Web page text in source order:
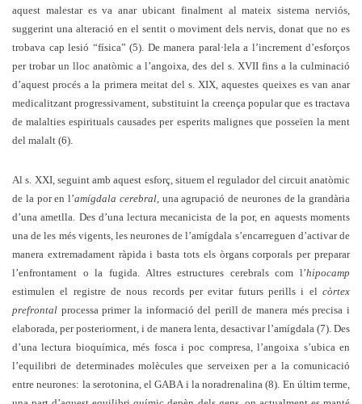
aquest malestar es va anar ubicant finalment al mateix sistema nerviós,
suggerint una alteració en el sentit o moviment dels nervis, donat que no es
trobava cap lesió “física” (5). De manera paral·lela a l’increment d’esforços
per trobar un lloc anatòmic a l’angoixa, des del s. XVII fins a la culminació
d’aquest procés a la primera meitat del s. XIX, aquestes queixes es van anar
medicalitzant progressivament, substituint la creença popular que es tractava
de malalties espirituals causades per esperits malignes que posseïen la ment
del malalt (6).
Al s. XXI, seguint amb aquest esforç, situem el regulador del circuit anatòmic
de la por en l’amígdala cerebral, una agrupació de neurones de la grandària
d’una ametlla. Des d’una lectura mecanicista de la por, en aquests moments
una de les més vigents, les neurones de l’amígdala s’encarreguen d’activar de
manera extremadament ràpida i basta tots els òrgans corporals per preparar
l’enfrontament o la fugida. Altres estructures cerebrals com l’hipocamp
estimulen el registre de nous records per evitar futurs perills i el còrtex
prefrontal processa primer la informació del perill de manera més precisa i
elaborada, per posteriorment, i de manera lenta, desactivar l’amígdala (7). Des
d’una lectura bioquímica, més fosca i poc compresa, l’angoixa s’ubica en
l’equilibri de determinades molècules que serveixen per a la comunicació
entre neurones: la serotonina, el GABA i la noradrenalina (8). En últim terme,